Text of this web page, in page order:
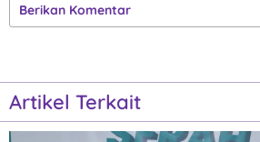
Berikan Komentar
Artikel Terkait